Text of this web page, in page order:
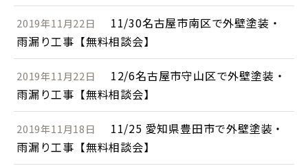
2019年11月22日
11/30名古屋市南区で外壁塗装・
雨漏り工事【無料相談会】
2019年11月22日
12/6名古屋市守山区で外壁塗装・
雨漏り工事【無料相談会】
2019年11月18日
11/25 愛知県豊田市で外壁塗装・
雨漏り工事【無料相談会】